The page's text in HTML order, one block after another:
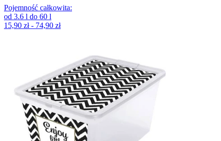
Pojemność całkowita:
od 3.6 l do 60 l
15,90 zł - 74,90 zł